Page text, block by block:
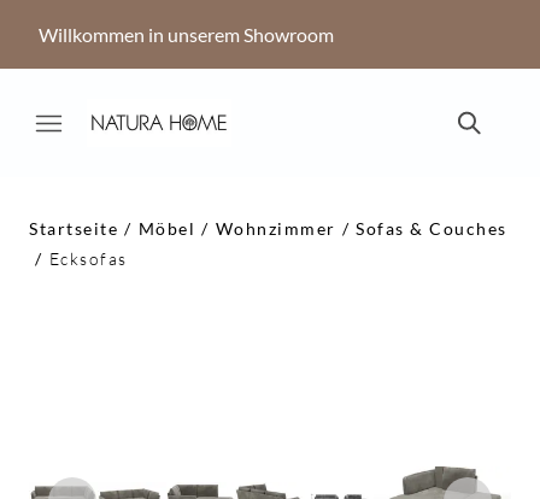
Willkommen in unserem Showroom
Startseite Möbel Wohnzimmer
Sofas & Couches
Ecksofas